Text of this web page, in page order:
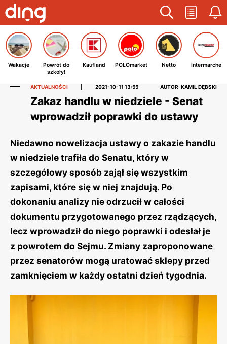
Wakacje
Powrót do
szkoły!
Kaufland POLOmarket Netto Intermarche
AKTUALNOŚCI 2021-10-11 13:55 AUTOR: KAMIL DĘBSKI
Zakaz handlu w niedziele - Senat
wprowadził poprawki do ustawy
Niedawno nowelizacja ustawy o zakazie handlu
w niedziele trafiła do Senatu, który w
szczegółowy sposób zajął się wszystkim
zapisami, które się w niej znajdują. Po
dokonaniu analizy nie odrzucił w całości
dokumentu przygotowanego przez rządzących,
lecz wprowadził do niego poprawki i odesłał je
z powrotem do Sejmu. Zmiany zaproponowane
przez senatorów mogą uratować sklepy przed
zamknięciem w każdy ostatni dzień tygodnia.